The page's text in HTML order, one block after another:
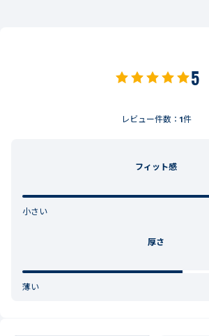
5
レビュー件数： 1件
フィット感
小さい
厚さ
薄い